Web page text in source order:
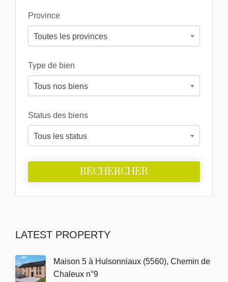
Province
Toutes les provinces
Type de bien
Tous nos biens
Status des biens
Tous les status
LATEST PROPERTY
Maison 5 à Hulsonniaux (5560), Chemin de
Chaleux n°9